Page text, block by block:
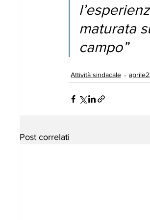
maturata
campo”
Attività sindacale
Post correlati